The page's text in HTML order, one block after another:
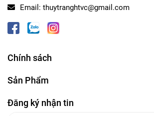
ombre.
Muốn chỉnh lại hình dáng chân mày
Đây là một sản phẩm rất hữu ích nếu chị
màu ngay tại chỗ mà không ảnh hưởng
trên sợi lông.
Email: thuytranghtvc@gmail.com
Chính sách
Sản Phẩm
Đăng ký nhận tin